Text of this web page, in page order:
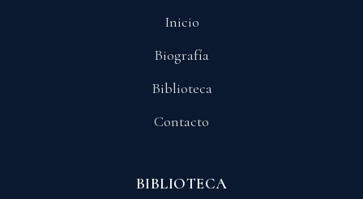
Inicio
Biografía
Biblioteca
Contacto
BIBLIOTECA